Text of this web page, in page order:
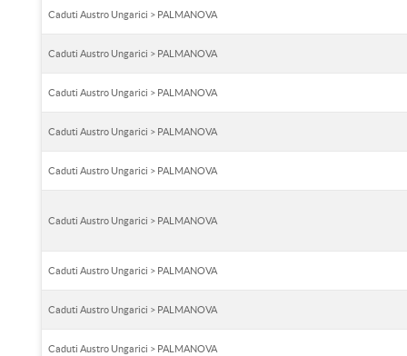
Caduti Austro Ungarici > PALMANOVA
Caduti Austro Ungarici > PALMANOVA
Caduti Austro Ungarici > PALMANOVA
Caduti Austro Ungarici > PALMANOVA
Caduti Austro Ungarici > PALMANOVA
Caduti Austro Ungarici > PALMANOVA
Caduti Austro Ungarici > PALMANOVA
Caduti Austro Ungarici > PALMANOVA
Caduti Austro Ungarici > PALMANOVA